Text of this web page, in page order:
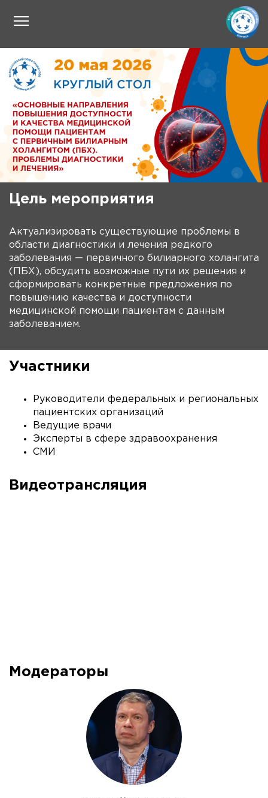
Цель мероприятия
Актуализировать существующие проблемы в
области диагностики и лечения редкого
заболевания — первичного билиарного холангита
(ПБХ), обсудить возможные пути их решения и
сформировать конкретные предложения по
повышению качества и доступности
медицинской помощи пациентам с данным
заболеванием.
Участники
Руководители федеральных и региональных
пациентских организаций
Ведущие врачи
Эксперты в сфере здравоохранения
СМИ
Видеотрансляция
Модераторы